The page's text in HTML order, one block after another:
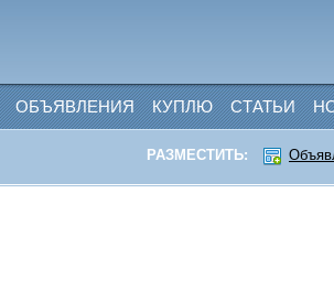
ОБЪЯВЛЕНИЯ КУПЛЮ СТАТЬИ
РАЗМЕСТИТЬ: